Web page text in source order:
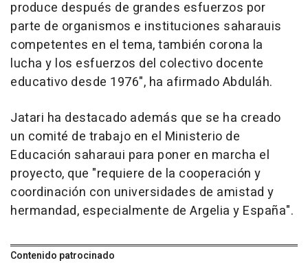
produce después de grandes esfuerzos por
parte de organismos e instituciones saharauis
competentes en el tema, también corona la
lucha y los esfuerzos del colectivo docente
educativo desde 1976", ha afirmado Abduláh.
Jatari ha destacado además que se ha creado
un comité de trabajo en el Ministerio de
Educación saharaui para poner en marcha el
proyecto, que "requiere de la cooperación y
coordinación con universidades de amistad y
hermandad, especialmente de Argelia y España".
Contenido patrocinado